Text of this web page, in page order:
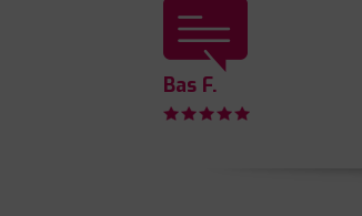
Bas F.